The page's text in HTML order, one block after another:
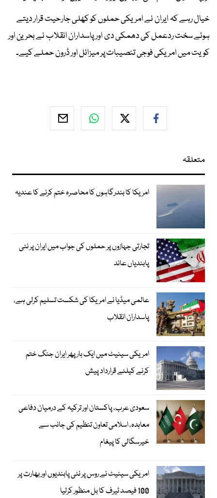
خیال رہے کہ ایران نے امریکی حملوں کو کھلی جارحیت قرار دیتے
ہوئے سخت ردعمل کی دھمکی دی اور پاسداران انقلاب نے بحرین اور
کویت میں امریکی فوجی تنصیبات پر میزائل اور ڈرون حملے کیے۔
متعلقہ
امریکا کا بندرگاہوں کا محاصرہ ختم کرنے کا عندیہ
تجارتی جہازوں پر حملوں کی جواب میں ایران پر نئی
پابندیاں عائد
عالمی میڈیا نے امریکا کی شکست تسلیم کرلی ہے،
پاسداران انقلاب
امریکی سینیٹ میں ایک بار پھر ایران جنگ ختم
کرنے کیلئے قرارداد پیش
سعودی عرب، پاکستان اور ترکیہ کے درمیان دفاعی
معاہدہ، اسلامی تعاون تنظیم کی جانب سے
خیرسگالی کا پیغام
امریکی سینیٹ نے روس پر نئی پابندیوں اور بھارت پر
100 فیصد ٹیرف کا بل منظور کرلیا